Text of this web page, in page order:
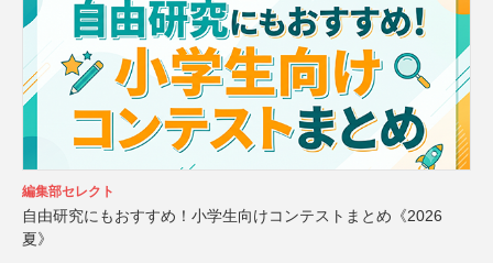
編集部セレクト
自由研究にもおすすめ！小学生向けコンテストまとめ《2026
夏》